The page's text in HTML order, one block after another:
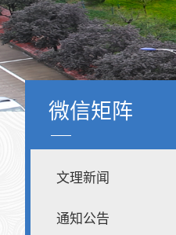
微信矩阵
文理新闻
通知公告